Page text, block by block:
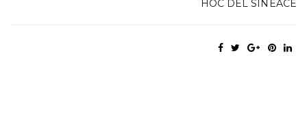
HOC DEL SINEACE